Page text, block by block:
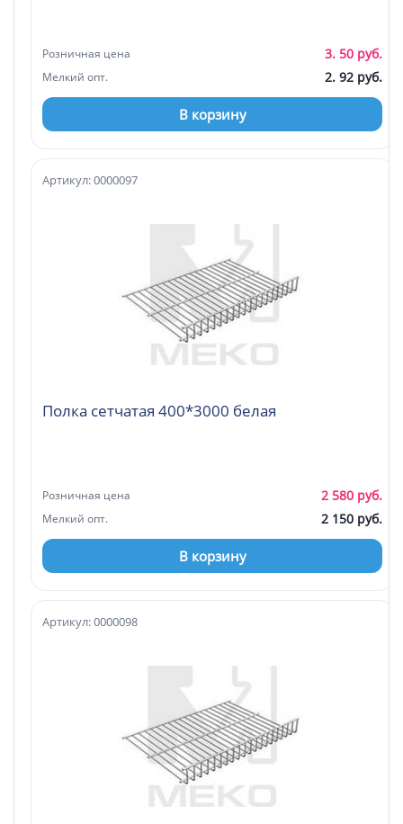
Розничная цена 3. 50 руб.
Мелкий опт. 2. 92 руб.
В корзину
Полка сетчатая 400*3000 белая
Артикул: 0000097
Розничная цена 2 580 руб.
Мелкий опт. 2 150 руб.
В корзину
Артикул: 0000098